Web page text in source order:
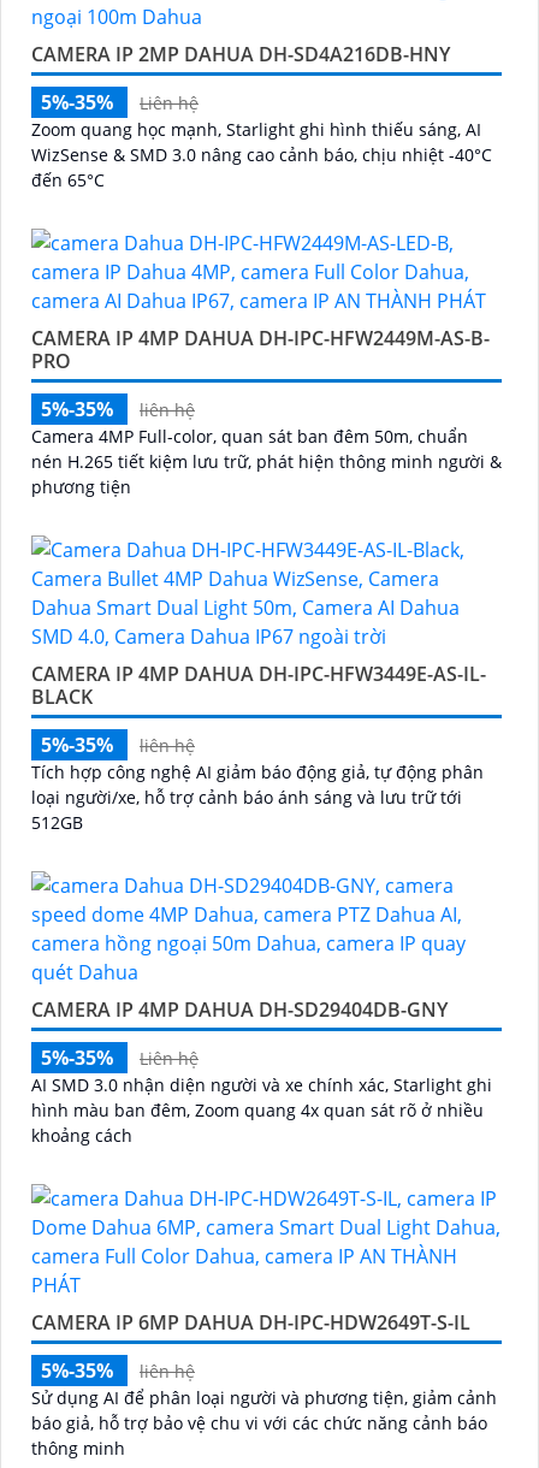
CAMERA IP 2MP DAHUA DH-SD4A216DB-HNY
5%-35%
Liên hệ
Zoom quang học mạnh, Starlight ghi hình thiếu sáng, AI
WizSense & SMD 3.0 nâng cao cảnh báo, chịu nhiệt -40°C
đến 65°C
CAMERA IP 4MP DAHUA DH-IPC-HFW2449M-AS-B-
PRO
5%-35%
liên hệ
Camera 4MP Full-color, quan sát ban đêm 50m, chuẩn
nén H.265 tiết kiệm lưu trữ, phát hiện thông minh người &
phương tiện
CAMERA IP 4MP DAHUA DH-IPC-HFW3449E-AS-IL-
BLACK
5%-35%
liên hệ
Tích hợp công nghệ AI giảm báo động giả, tự động phân
loại người/xe, hỗ trợ cảnh báo ánh sáng và lưu trữ tới
512GB
CAMERA IP 4MP DAHUA DH-SD29404DB-GNY
5%-35%
Liên hệ
AI SMD 3.0 nhận diện người và xe chính xác, Starlight ghi
hình màu ban đêm, Zoom quang 4x quan sát rõ ở nhiều
khoảng cách
CAMERA IP 6MP DAHUA DH-IPC-HDW2649T-S-IL
5%-35%
liên hệ
Sử dụng AI để phân loại người và phương tiện, giảm cảnh
báo giả, hỗ trợ bảo vệ chu vi với các chức năng cảnh báo
thông minh